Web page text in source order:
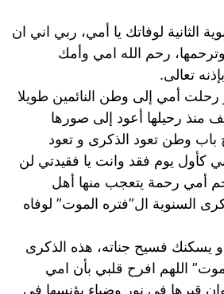
الثانية لوفاتك يا أمي، ربي اني ان
رحم الله امي وأمك
تعالى.
أمي إلى وطن النائمين طويلا
رحيلها أعود إلى صورها
باب وطن تعود الذكرى و تعود
كأول يوم فقد وانت يا فقيدتي لن
أمي رحمة يتعجب منها أهل
السنوية ال”فتره الموت” لوفاه
يسكنك فسيح جناته، هذه الذكرى
اللهم افرح قلبي بأن امي
قبرها في نور وضياء يؤنسها في